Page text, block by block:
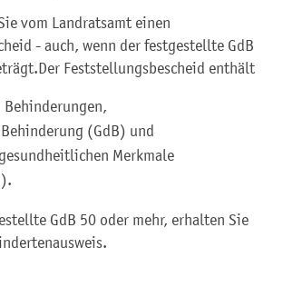
vom Landratsamt einen
- auch, wenn der festgestellte GdB
Der Feststellungsbescheid enthält
Behinderungen,
(GdB) und
Merkmale
GdB 50 oder mehr, erhalten Sie